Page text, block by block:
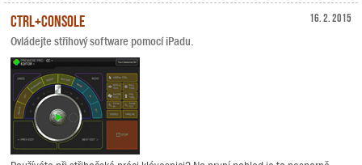
16. 2. 2015
CTRL+Console
Ovládejte střihový software pomocí iPadu.